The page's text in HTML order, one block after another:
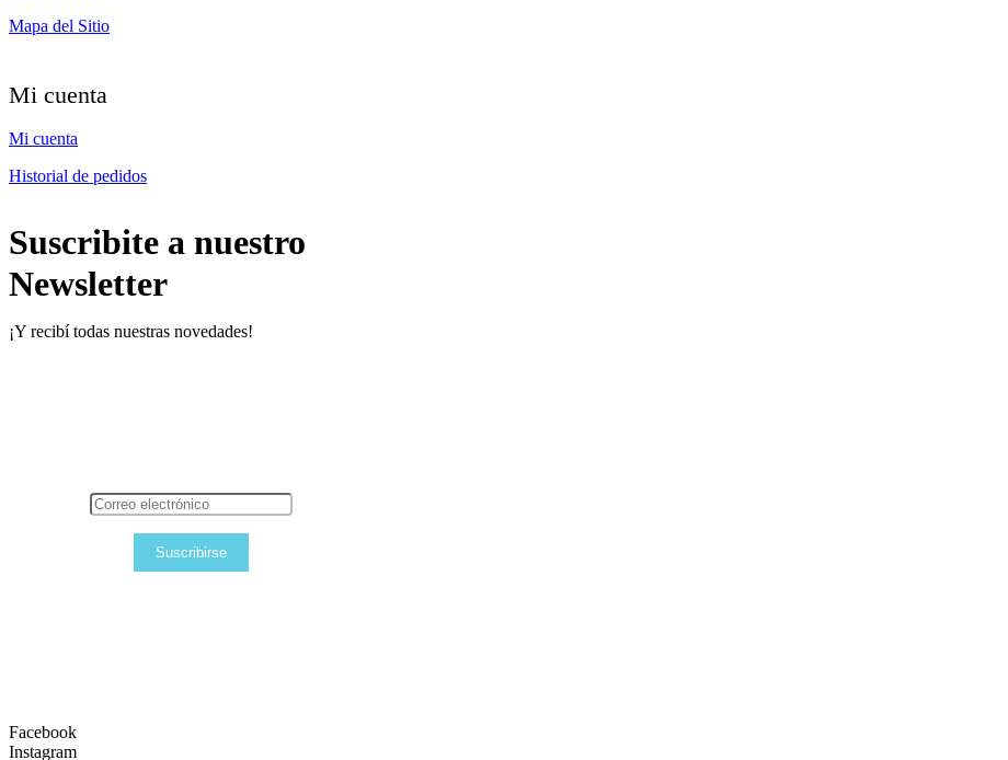
Mapa del Sitio
Mi cuenta
Mi cuenta
Historial de pedidos
Suscribite a nuestro
Newsletter
¡Y recibí todas nuestras novedades!
Suscribirse
Facebook
Instagram